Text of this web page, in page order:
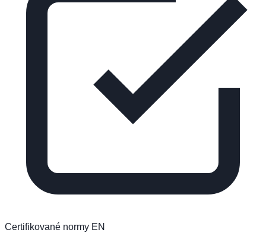
Certifikované normy EN